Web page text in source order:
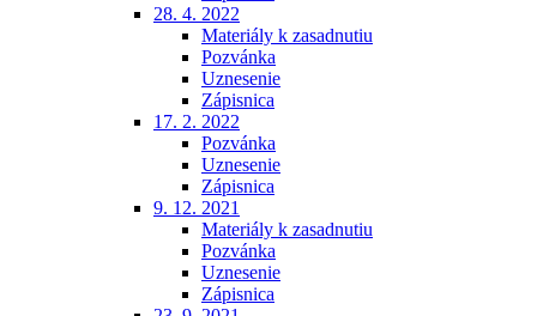
28. 4. 2022
Materiály k zasadnutiu
Pozvánka
Uznesenie
Zápisnica
17. 2. 2022
Pozvánka
Uznesenie
Zápisnica
9. 12. 2021
Materiály k zasadnutiu
Pozvánka
Uznesenie
Zápisnica